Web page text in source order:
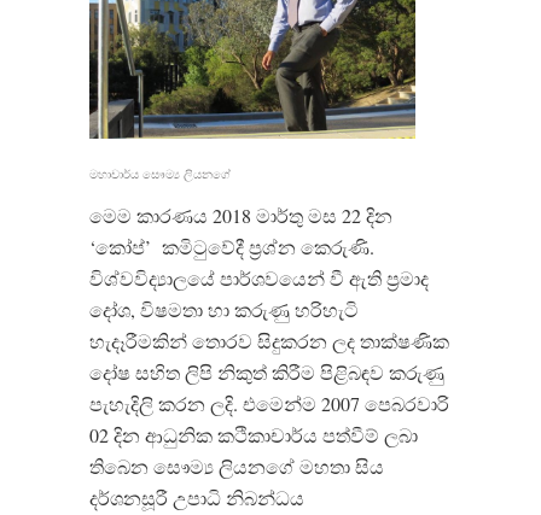
මහාචාර්ය සෞම්‍ය ලියනගේ
මෙම කාරණය 2018 මාර්තු මස 22 දින
‘කෝප්’ කමිටුවේදී ප්‍රශ්න කෙරුණි.
විශ්වවිද්‍යාලයේ පාර්ශවයෙන් වී ඇති ප්‍රමාද
දෝශ, විෂමතා හා කරුණු හරිහැටි
හැදෑරීමකින් තොරව සිදුකරන ලද තාක්ෂණික
දෝෂ සහිත ලිපි නිකුත් කිරීම පිළිබඳව කරුණු
පැහැදිලි කරන ලදි. එමෙන්ම 2007 පෙබරවාරි
02 දින ආධුනික කථිකාචාර්ය පත්වීම් ලබා
තිබෙන සෞම්‍ය ලියනගේ මහතා සිය
දර්ශනසූරී උපාධි නිබන්ධය